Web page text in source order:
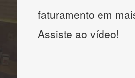
faturamento em
Assiste ao vídeo!